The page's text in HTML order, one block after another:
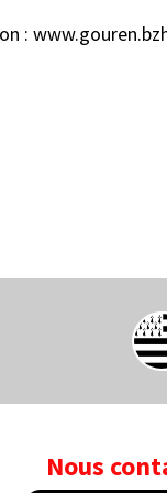
:
Nous